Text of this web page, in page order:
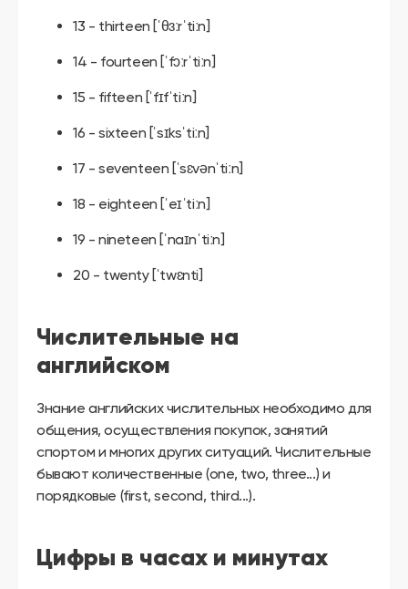
13 - thirteen [ˈθɜːrˈtiːn]
14 - fourteen [ˈfɔːrˈtiːn]
15 - fifteen [ˈfɪfˈtiːn]
16 - sixteen [ˈsɪksˈtiːn]
17 - seventeen [ˈsɛvənˈtiːn]
18 - eighteen [ˈeɪˈtiːn]
19 - nineteen [ˈnaɪnˈtiːn]
20 - twenty [ˈtwɛnti]
Числительные на
английском
Знание английских числительных необходимо для
общения, осуществления покупок, занятий
спортом и многих других ситуаций. Числительные
бывают количественные (one, two, three...) и
порядковые (first, second, third...).
Цифры в часах и минутах